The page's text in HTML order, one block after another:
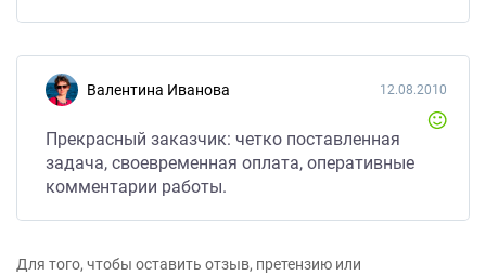
Валентина Иванова 12.08.2010
Прекрасный заказчик: четко поставленная
задача, своевременная оплата, оперативные
комментарии работы.
Для того, чтобы оставить отзыв, претензию или